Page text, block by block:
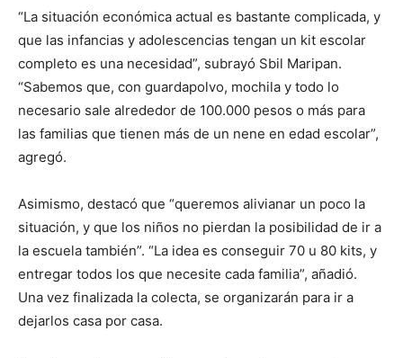
“La situación económica actual es bastante complicada, y
que las infancias y adolescencias tengan un kit escolar
completo es una necesidad”, subrayó Sbil Maripan.
“Sabemos que, con guardapolvo, mochila y todo lo
necesario sale alrededor de 100.000 pesos o más para
las familias que tienen más de un nene en edad escolar”,
agregó.
Asimismo, destacó que “queremos alivianar un poco la
situación, y que los niños no pierdan la posibilidad de ir a
la escuela también”. “La idea es conseguir 70 u 80 kits, y
entregar todos los que necesite cada familia”, añadió.
Una vez finalizada la colecta, se organizarán para ir a
dejarlos casa por casa.